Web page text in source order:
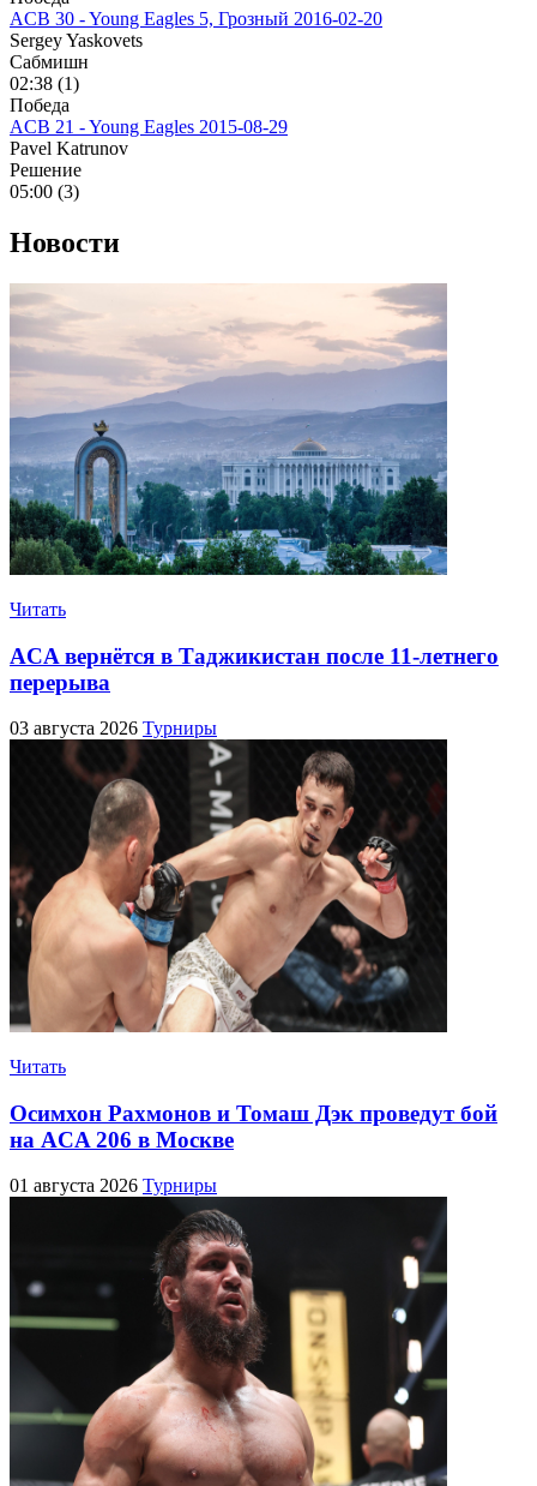
ACB 30 - Young Eagles 5, Грозный 2016-02-20
Sergey Yaskovets
Сабмишн
02:38 (1)
Победа
ACB 21 - Young Eagles 2015-08-29
Pavel Katrunov
Решение
05:00 (3)
Новости
Читать
ACA вернётся в Таджикистан после 11-летнего
перерыва
03 августа 2026 Турниры
Читать
Осимхон Рахмонов и Томаш Дэк проведут бой
на ACA 206 в Москве
01 августа 2026 Турниры